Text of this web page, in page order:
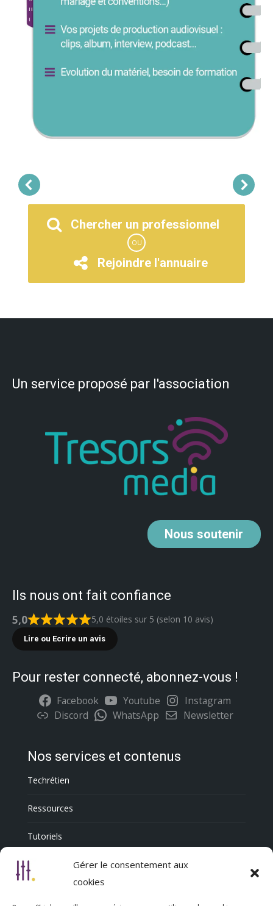
Gérer le consentement aux
cookies
Chercher un professionnel
OU
Rejoindre l'annuaire
Un service proposé par l'association
Noussoutenir
Ils nous ont fait confiance
5,0 5,0 étoiles sur 5 (selon 10 avis)
Lire ou Ecrire un avis
Pour rester connecté, abonnez-vous !
Facebook Youtube
Instagram
Discord
WhatsApp Newsletter
Nos services et contenus
Techrétien
Ressources
Tutoriels
Annuaire Professionnel